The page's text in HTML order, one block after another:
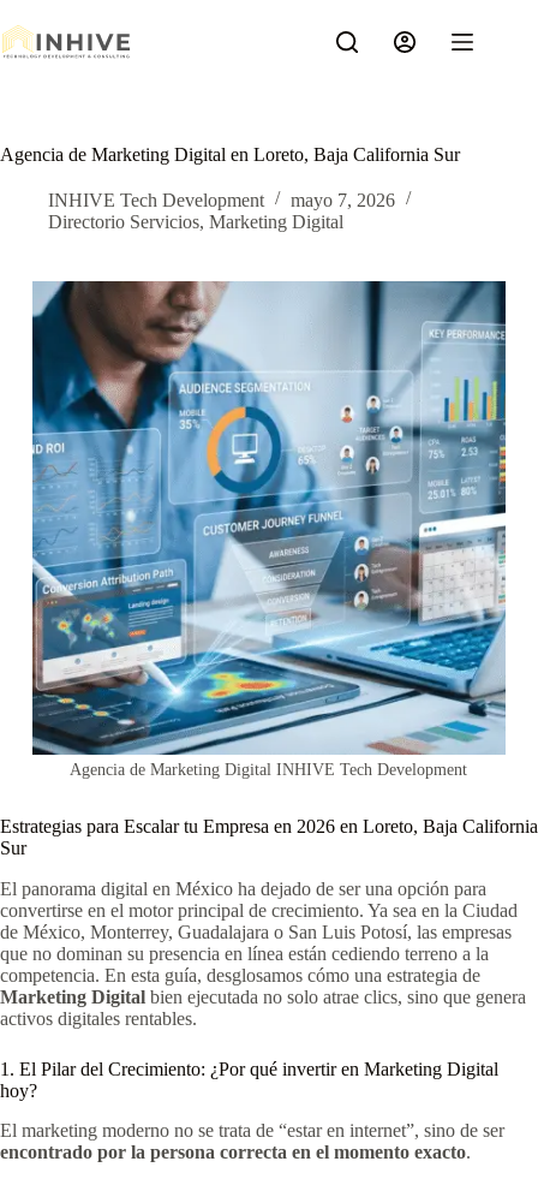
al
contenido
Agencia de Marketing Digital en Loreto, Baja California Sur
INHIVE Tech Development
mayo 7, 2026
Directorio Servicios, Marketing Digital
Agencia de Marketing Digital INHIVE Tech Development
Estrategias para Escalar tu Empresa en 2026 en Loreto, Baja California
Sur
El panorama digital en México ha dejado de ser una opción para
convertirse en el motor principal de crecimiento. Ya sea en la Ciudad
de México, Monterrey, Guadalajara o San Luis Potosí, las empresas
que no dominan su presencia en línea están cediendo terreno a la
competencia. En esta guía, desglosamos cómo una estrategia de
Marketing Digital bien ejecutada no solo atrae clics, sino que genera
activos digitales rentables.
1. El Pilar del Crecimiento: ¿Por qué invertir en Marketing Digital
hoy?
El marketing moderno no se trata de “estar en internet”, sino de ser
encontrado por la persona correcta en el momento exacto.